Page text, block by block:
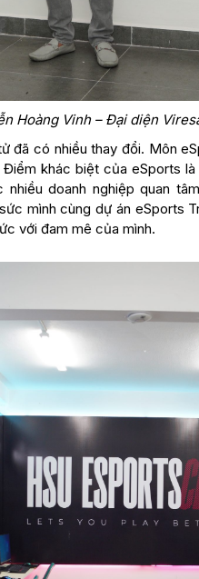
Hoàng Vinh – Đại diện
đã có nhiều thay đổi. Môn
khác biệt của eSports
doanh nghiệp quan
mình cùng dự án eSports
với đam mê của mình.